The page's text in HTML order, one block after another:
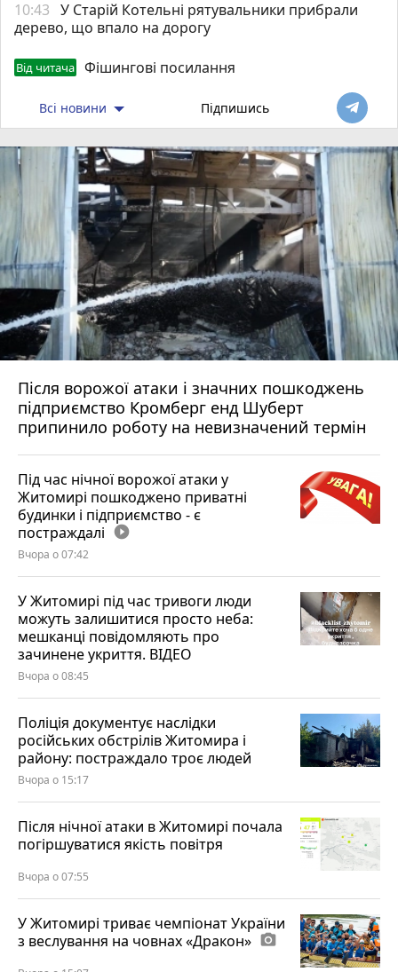
10:43 У Старій Котельні рятувальники прибрали
дерево, що впало на дорогу
Від читача Фішингові посилання
Всі новини Підпишись
Після ворожої атаки і значних пошкоджень
підприємство Кромберг енд Шуберт
припинило роботу на невизначений термін
Під час нічної ворожої атаки у
Житомирі пошкоджено приватні
будинки і підприємство - є
постраждалі play_circle_filled
Вчора о 07:42
У Житомирі під час тривоги люди
можуть залишитися просто неба:
мешканці повідомляють про
зачинене укриття. ВІДЕО
Вчора о 08:45
Поліція документує наслідки
російських обстрілів Житомира і
району: постраждало троє людей
Вчора о 15:17
Після нічної атаки в Житомирі почала
погіршуватися якість повітря
Вчора о 07:55
У Житомирі триває чемпіонат України
з веслування на човнах «Дракон» photo_camera